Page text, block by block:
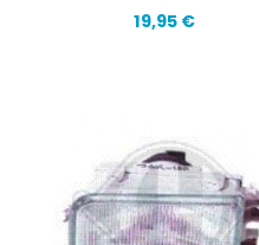
19,95 €